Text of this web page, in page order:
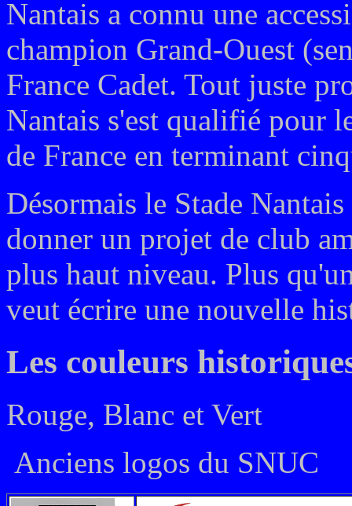
Nantais a connu une
champion Grand-Ouest
France Cadet. Tout juste
Nantais s'est qualifié pour
de France en terminant
Désormais le Stade
donner un projet de club
plus haut niveau. Plus
veut écrire une nouvelle
Les couleurs
Rouge, Blanc et Vert
Anciens logos du SNUC